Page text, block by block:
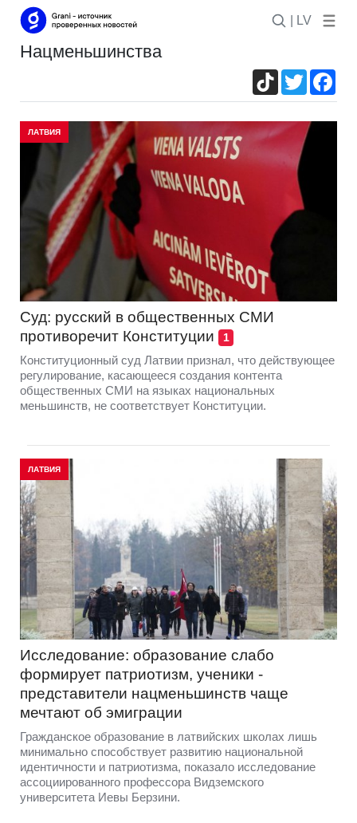
| LV
нацменьшинства
TikTokTwitter
ЛАТВИЯ
Суд: русский в общественных СМИ
противоречит Конституции
1
Конституционный суд Латвии признал, что действующее
регулирование, касающееся создания контента
общественных СМИ на языках национальных
меньшинств, не соответствует Конституции.
ЛАТВИЯ
Исследование: образование слабо
формирует патриотизм, ученики -
представители нацменьшинств чаще
мечтают об эмиграции
Гражданское образование в латвийских школах лишь
минимально способствует развитию национальной
идентичности и патриотизма, показало исследование
ассоциированного профессора Видземского
университета Иевы Берзини.